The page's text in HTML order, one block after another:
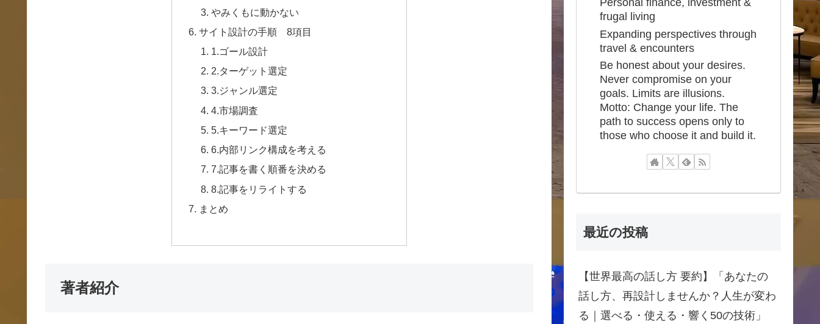
やみくもに動かない
サイト設計の手順 8項目
1.ゴール設計
2.ターゲット選定
3.ジャンル選定
4.市場調査
5.キーワード選定
6.内部リンク構成を考える
7.記事を書く順番を決める
8.記事をリライトする
まとめ
著者紹介
Personal finance, investment &
frugal living
Expanding perspectives through
travel & encounters
Be honest about your desires.
Never compromise on your
goals. Limits are illusions.
Motto: Change your life. The
path to success opens only to
those who choose it and build it.
最近の投稿
【世界最高の話し方 要約】「あなたの
話し方、再設計しませんか？人生が変わ
る｜選べる・使える・響く50の技術」